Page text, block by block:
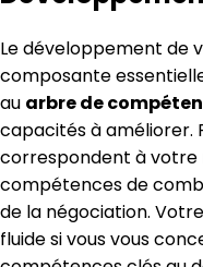
Le développement de
composante
au arbre de
capacités à améliorer.
correspondent à votre
compétences de
de la négociation.
fluide si vous vous